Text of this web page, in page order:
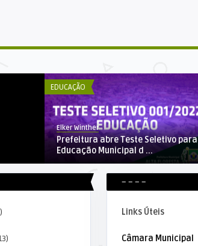
EDUCAÇÃO
Elker Winther
Prefeitura abre Teste Seletivo para
Educação Municipal d ...
– – – –
Links Úteis
Câmara Municipal